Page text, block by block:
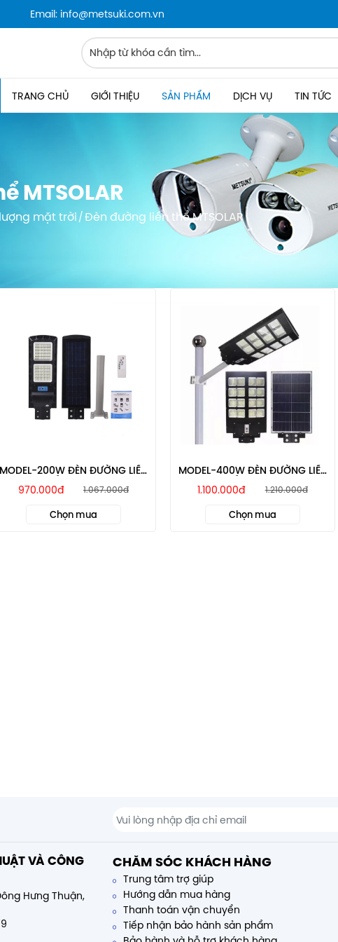
Email: info@metsuki.com.vn
TRANG CHỦ GIỚI THIỆU SẢN PHẨM DỊCH VỤ TIN TỨC
MTSOLAR
mặt trời Đèn đường liền thể MTSOLAR
MODEL-200W ĐÈN ĐƯỜNG LIỀN
970.000đ 1.067.000đ
Chọn mua
MODEL-400W ĐÈN ĐƯỜNG LIỀN
1.100.000đ 1.210.000đ
Chọn mua
VÀ CÔNG
Hưng Thuận,
CHĂM SÓC KHÁCH HÀNG
Trung tâm trợ giúp
Hướng dẫn mua hàng
Thanh toán vận chuyển
Tiếp nhận bảo hành sản phẩm